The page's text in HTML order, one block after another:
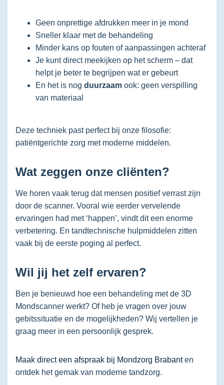
Geen onprettige afdrukken meer in je mond
Sneller klaar met de behandeling
Minder kans op fouten of aanpassingen achteraf
Je kunt direct meekijken op het scherm – dat
helpt je beter te begrijpen wat er gebeurt
En het is nog duurzaam ook: geen verspilling
van materiaal
Deze techniek past perfect bij onze filosofie:
patiëntgerichte zorg met moderne middelen.
Wat zeggen onze cliënten?
We horen vaak terug dat mensen positief verrast zijn
door de scanner. Vooral wie eerder vervelende
ervaringen had met ‘happen’, vindt dit een enorme
verbetering. En tandtechnische hulpmiddelen zitten
vaak bij de eerste poging al perfect.
Wil jij het zelf ervaren?
Ben je benieuwd hoe een behandeling met de 3D
Mondscanner werkt? Of heb je vragen over jouw
gebitssituatie en de mogelijkheden? Wij vertellen je
graag meer in een persoonlijk gesprek.
Maak direct een afspraak bij Mondzorg Brabanten
ontdek het gemak van moderne tandzorg.